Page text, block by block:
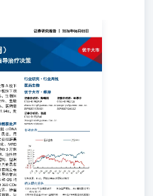
个性化MRD检测用于指导治疗
表现弱于整体市场，医疗服务跌
300上涨0.97%，中小板指下跌
生物医药板块表现弱于整体市
，医疗服务下跌3.86%，医疗
药生物市盈率（TTM）31.94x，
分析师：陈曦炳证券分析师：彭
测领域首个伴随诊断获批产品。
阳性且可能从治疗中获
免疫疗法的辅助治疗阶段，